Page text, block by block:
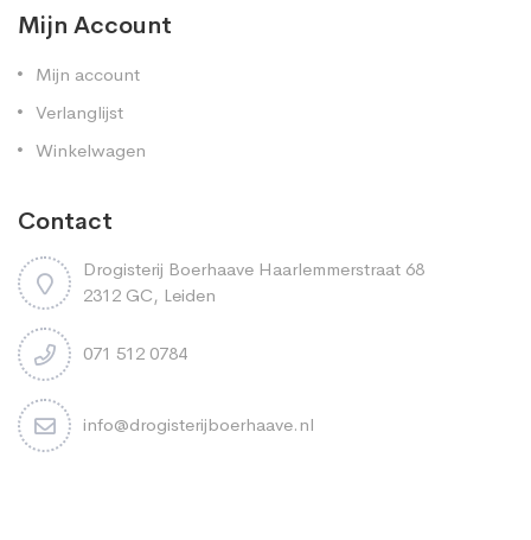
Mijn Account
Mijn account
Verlanglijst
Winkelwagen
Contact
Drogisterij Boerhaave Haarlemmerstraat 68
2312 GC, Leiden
071 512 0784
info@drogisterijboerhaave.nl